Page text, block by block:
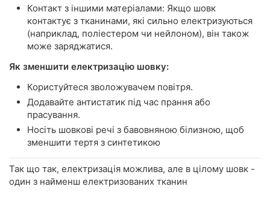
Контакт з іншими матеріалами: Якщо шовк
контактує з тканинами, які сильно електризуються
(наприклад, поліестером чи нейлоном), він також
може заряджатися.
Як зменшити електризацію шовку:
Користуйтеся зволожувачем повітря.
Додавайте антистатик під час прання або
прасування.
Носіть шовкові речі з бавовняною білизною, щоб
зменшити тертя з синтетикою
Так що так, електризація можлива, але в цілому шовк -
один з найменш електризованих тканин